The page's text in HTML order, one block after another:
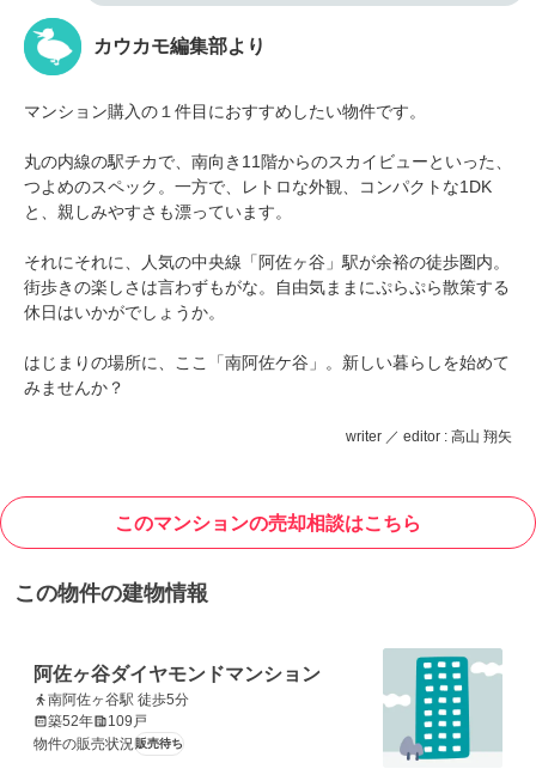
カウカモ編集部より
マンション購入の１件目におすすめしたい物件です。
丸の内線の駅チカで、南向き11階からのスカイビューといった、
つよめのスペック。一方で、レトロな外観、コンパクトな1DK
と、親しみやすさも漂っています。
それにそれに、人気の中央線「阿佐ヶ谷」駅が余裕の徒歩圏内。
街歩きの楽しさは言わずもがな。自由気ままにぷらぷら散策する
休日はいかがでしょうか。
はじまりの場所に、ここ「南阿佐ケ谷」。新しい暮らしを始めて
みませんか？
writer ／ editor : 高山 翔矢
このマンションの売却相談はこちら
この物件の建物情報
阿佐ヶ谷ダイヤモンドマンション
南阿佐ヶ谷駅 徒歩5分
築52年
109戸
物件の販売状況販売待ち